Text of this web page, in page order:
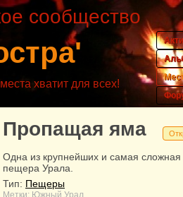
сообщество
места хватит для всех!
Пропащая яма
Одна из крупнейших и самая сложная
пещера Урала.
Тип: Пещеры
Метки: Южный Урал